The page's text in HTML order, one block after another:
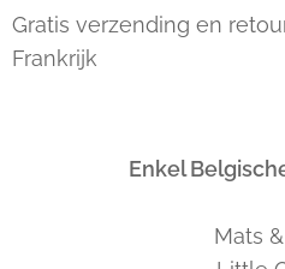
Gratis verzending en
Frankrijk
Enkel
Mats